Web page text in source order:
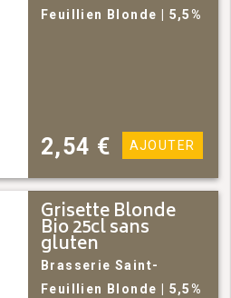
Feuillien
Blonde | 5,5%
2,54 € AJOUTER
Grisette Blonde
Bio 25cl sans
gluten
Brasserie Saint-
Feuillien
Blonde | 5,5%